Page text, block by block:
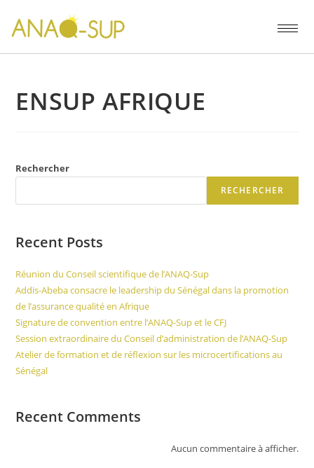
ENSUP AFRIQUE
Rechercher
RECHERCHER
Recent Posts
Réunion du Conseil scientifique de l’ANAQ-Sup
Addis-Abeba consacre le leadership du Sénégal dans la promotion
de l’assurance qualité en Afrique
Signature de convention entre l’ANAQ-Sup et le CFJ
Session extraordinaire du Conseil d’administration de l’ANAQ-Sup
Atelier de formation et de réflexion sur les microcertifications au
Sénégal
Recent Comments
Aucun commentaire à afficher.